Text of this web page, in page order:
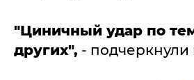
"Циничный удар по
других", - подчеркнули